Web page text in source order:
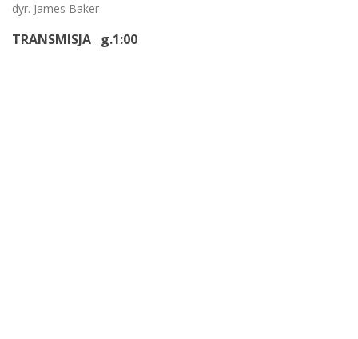
dyr. James Baker
TRANSMISJA g.1:00